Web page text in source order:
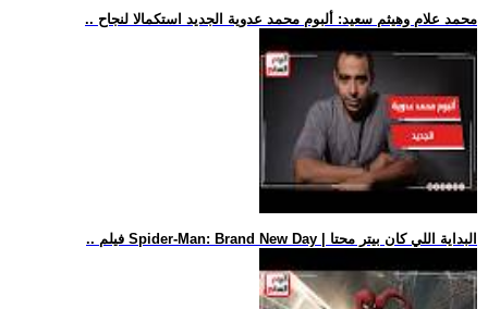
.. محمد علام وهيثم سعيد: ألبوم محمد عدوية الجديد استكمالا لنجاح
.. فيلم Spider-Man: Brand New Day | البداية اللي كان بيتر محتا